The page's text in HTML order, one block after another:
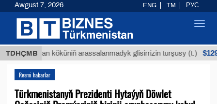
TDHÇMB
Buýan köküniň arassalanmadyk glisirrizin turşusy (t.) $12935,18
Resmi habarlar
Türkmenistanyň Prezidenti Hytaýyň Döwlet
Awgust 7, 2026 ENG TM РУС